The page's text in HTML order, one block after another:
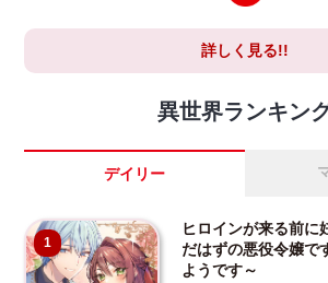
詳しく見る!!
異世界ランキン
デイリー
1
ヒロインが来る前に
だはずの悪役令嬢で
ようです～